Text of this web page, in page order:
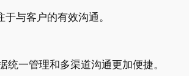
与客户的有效沟通。
一管理和多渠道沟通更加便捷。